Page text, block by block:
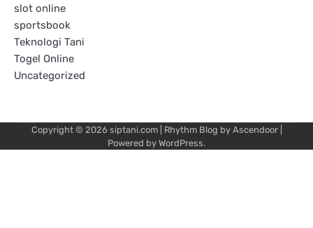
slot online
sportsbook
Teknologi Tani
Togel Online
Uncategorized
Copyright © 2026 siptani.com| Rhythm Blog by Ascendoor|
Powered by WordPress.